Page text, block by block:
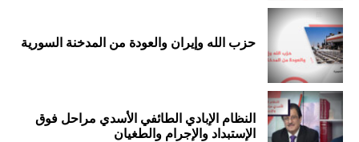
حزب الله وإيران والعودة من المدخنة السورية
النظام الإبادي الطائفي الأسدي مراحل فوق
الإستبداد والإجرام والطغيان